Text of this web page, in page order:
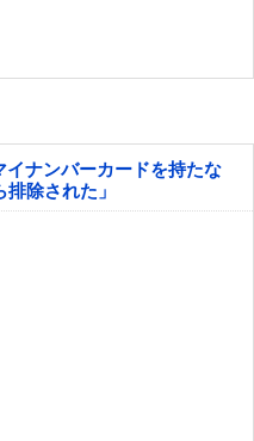
ナンバーカードを持たな
除された」